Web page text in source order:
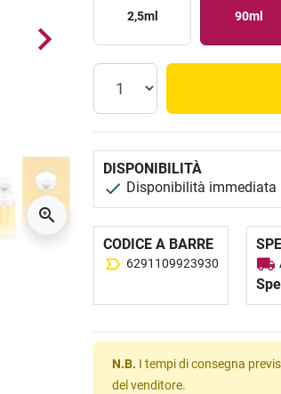
2,5ml 90ml
DISPONIBILITÀ
Disponibilità immediata
CODICE A BARRE
6291109923930
N.B. I tempi di consegna
del venditore.